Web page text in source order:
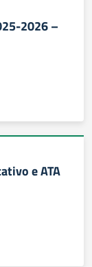
2026 –
e ATA